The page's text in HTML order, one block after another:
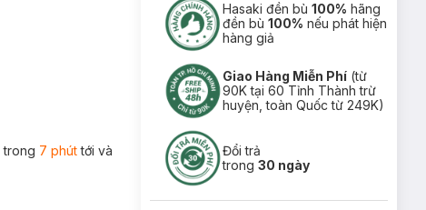
trong 7 phúttới và
Hasaki đền bù100% hãng
đền bù100% nếu phát hiện
hàng giả
Giao Hàng Miễn Phí (từ
90K tại 60 Tỉnh Thành trừ
huyện, toàn Quốc từ 249K)
Đổi trả
trong30 ngày